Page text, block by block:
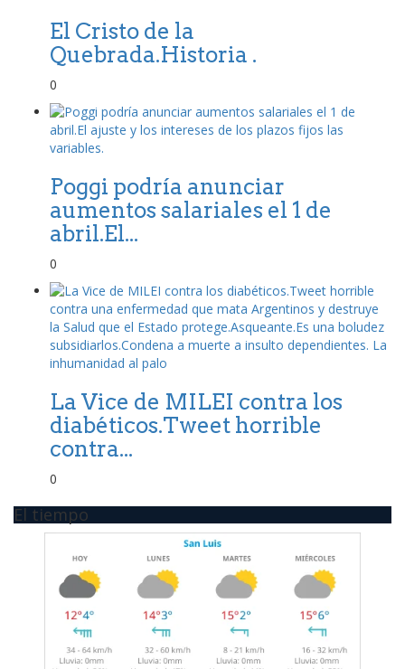
El Cristo de la
Quebrada.Historia .
0
Poggi podría anunciar
aumentos salariales el 1 de
abril.El...
0
La Vice de MILEI contra los
diabéticos.Tweet horrible
contra...
0
El tiempo